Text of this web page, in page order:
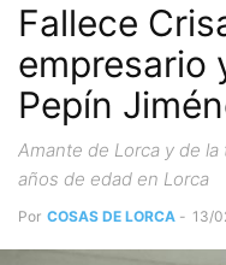
Fallece
empresario
Pepín
Amante de Lorca y de
años de edad en Lorca
Por COSAS DE LORCA - 13/